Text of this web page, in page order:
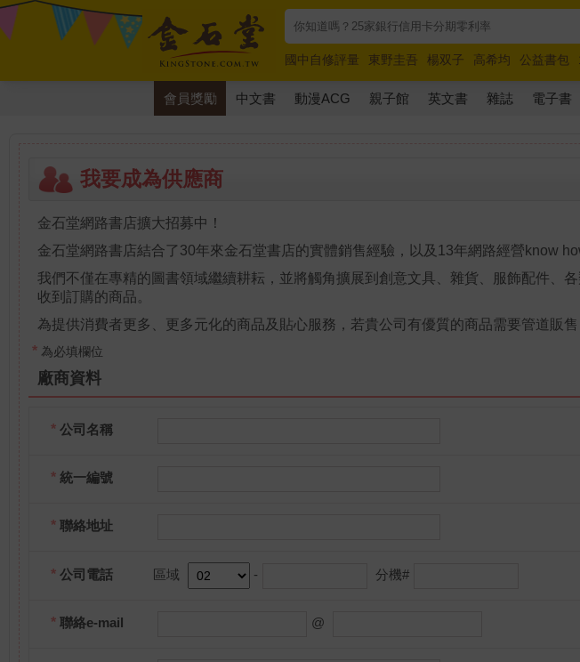
國中自修評量 東野圭吾 楊双子 高希均 公益書包
唯紅花綻放
奧德賽 路邊攤新作 馬斯克 玩具總動
會員獎勵 中文書 動漫ACG 親子館 英文書 雜誌 電子書
我要成為供應商
金石堂網路書店擴大招募中！
金石堂網路書店結合了30年來金石堂書店的實體銷售經驗，以及13年網路經營know
我們不僅在專精的圖書領域繼續耕耘，並將觸角擴展到創意文具、雜貨、服飾配件、
收到訂購的商品。
為提供消費者更多、更多元化的商品及貼心服務，若貴公司有優質的商品需要管道販
* 為必填欄位
廠商資料
* 公司名稱
* 統一編號
* 聯絡地址
* 公司電話 區域 - 分機#
* 聯絡e-mail @